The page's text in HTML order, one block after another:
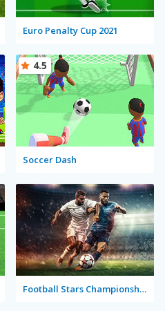
Euro Penalty Cup 2021
Soccer Dash
4.5
Football Stars Championship